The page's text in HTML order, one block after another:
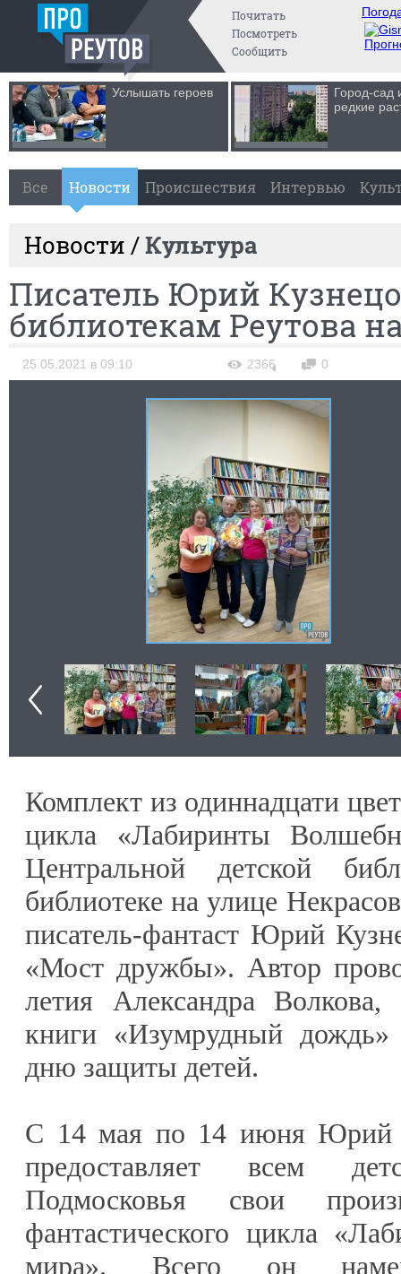
Почитать
Посмотреть
Сообщить
Услышать героев
Город-сад
редкие
Все Новости Происшествия Интервью
Новости /Культура
Писатель Юрий
библиотекам Реутова
25.05.2021 в 09:10 2366 0
Комплект из одиннадцати
цикла «Лабиринты
Центральной детской
библиотеке на улице
писатель-фантаст Юрий
«Мост дружбы». Автор
летия Александра
книги «Изумрудный
дню защиты детей.
С 14 мая по 14 июня Юрий
предоставляет всем
Подмосковья свои
фантастического цикла
мира». Всего он